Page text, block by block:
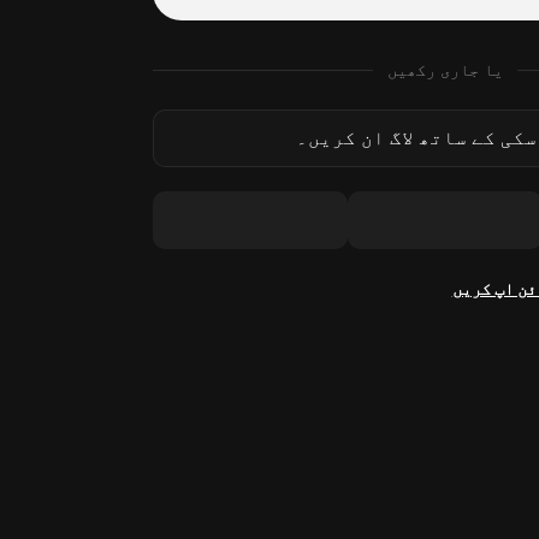
یا جاری رکھیں
کے ساتھ لاگ ان کریں۔
اپ کریں